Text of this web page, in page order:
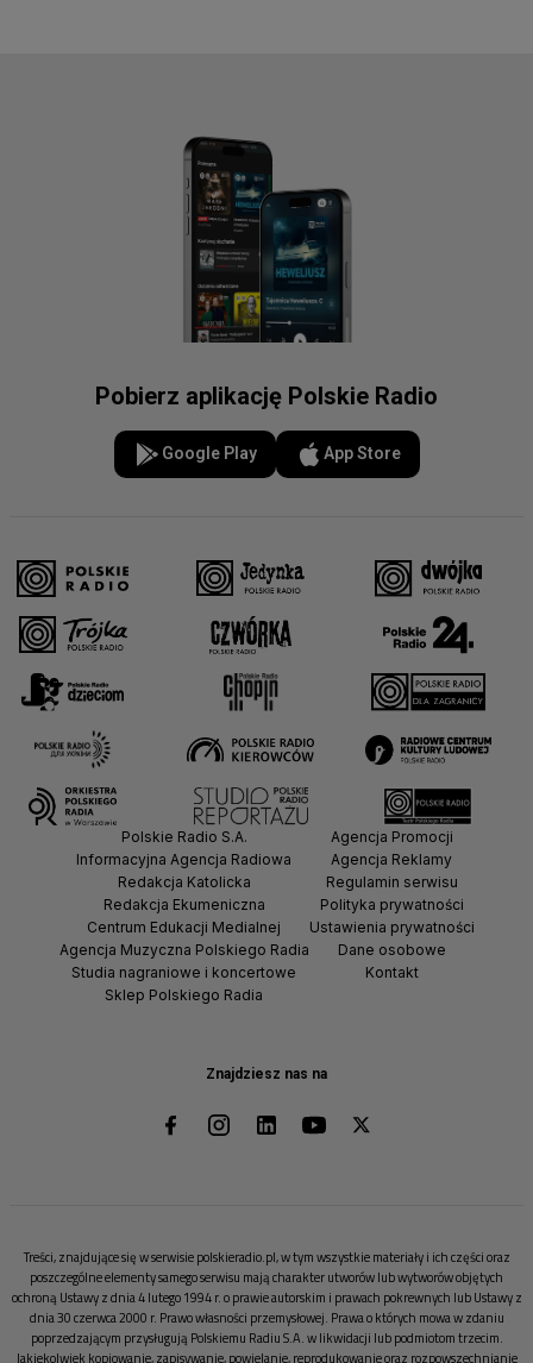
Pobierz aplikację Polskie Radio
Google Play App Store
Znajdziesz nas na
Polskie Radio S.A.
Informacyjna Agencja Radiowa
Redakcja Katolicka
Redakcja Ekumeniczna
Centrum Edukacji Medialnej
Agencja Muzyczna Polskiego Radia
Studia nagraniowe i koncertowe
Sklep Polskiego Radia
Agencja Promocji
Agencja Reklamy
Regulamin serwisu
Polityka prywatności
Ustawienia prywatności
Dane osobowe
Kontakt
Treści, znajdujące się w serwisie polskieradio.pl, w tym wszystkie materiały i ich części oraz
poszczególne elementy samego serwisu mają charakter utworów lub wytworów objętych
ochroną Ustawy z dnia 4 lutego 1994 r. o prawie autorskim i prawach pokrewnych lub Ustawy z
dnia 30 czerwca 2000 r. Prawo własności przemysłowej. Prawa o których mowa w zdaniu
poprzedzającym przysługują Polskiemu Radiu S.A. w likwidacji lub podmiotom trzecim.
Jakiekolwiek kopiowanie, zapisywanie, powielanie, reprodukowanie oraz rozpowszechnianie